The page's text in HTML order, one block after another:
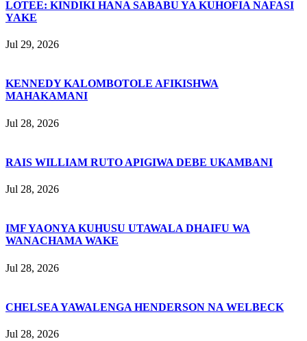
LOTEE: KINDIKI HANA SABABU YA KUHOFIA NAFASI
YAKE
Jul 29, 2026
KENNEDY KALOMBOTOLE AFIKISHWA
MAHAKAMANI
Jul 28, 2026
RAIS WILLIAM RUTO APIGIWA DEBE UKAMBANI
Jul 28, 2026
IMF YAONYA KUHUSU UTAWALA DHAIFU WA
WANACHAMA WAKE
Jul 28, 2026
CHELSEA YAWALENGA HENDERSON NA WELBECK
Jul 28, 2026